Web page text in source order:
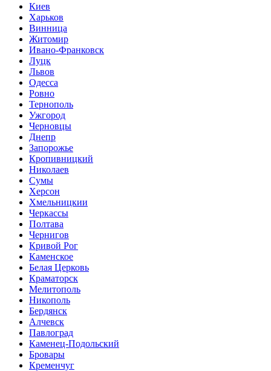
Киев
Харьков
Винница
Житомир
Ивано-Франковск
Луцк
Львов
Одесса
Ровно
Тернополь
Ужгород
Черновцы
Днепр
Запорожье
Кропивницкий
Николаев
Сумы
Херсон
Хмельницкии
Черкассы
Полтава
Чернигов
Кривой Рог
Каменское
Белая Церковь
Краматорск
Мелитополь
Никополь
Бердянск
Алчевск
Павлоград
Каменец-Подольский
Бровары
Кременчуг